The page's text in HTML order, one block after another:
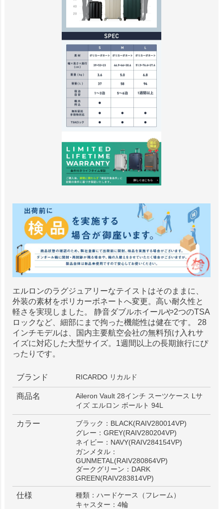
エルロンのラグジュアリーなテイストはそのままに、
外装の素材をポリカーボネートへ変更。高い耐久性と
軽さを実現しました。 静音ダブルホイールや2つのTSA
ロックなど、細部にまで拘った機能性は健在です。 28
インチモデルは、国内主要航空会社の無料預け入れサ
イズに対応した大型サイズ。1週間以上の長期旅行にぴ
ったりです。
ブランド RICARDO リカルド
商品名
Aileron Vault 28インチ スーツケース Lサ
イズ エルロン ボールト 94L
カラー
ブラック：BLACK(RAIV280014VP)
グレー：GREY(RAIV280204VP)
ネイビー：NAVY(RAIV284154VP)
ガンメタル：
GUNMETAL(RAIV280864VP)
ダークグリーン：DARK
GREEN(RAIV283814VP)
仕様
種類：ハードケース（フレーム）
キャスター：4輪